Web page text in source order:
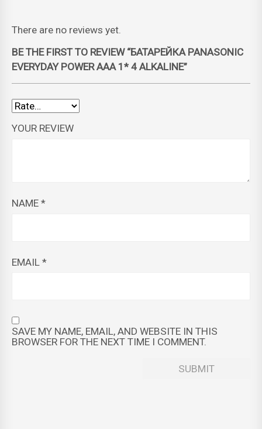
There are no reviews yet.
BE THE FIRST TO REVIEW “БАТАРЕЙКА PANASONIC
EVERYDAY POWER AAA 1* 4 ALKALINE”
YOUR REVIEW
NAME *
EMAIL *
SAVE MY NAME, EMAIL, AND WEBSITE IN THIS
BROWSER FOR THE NEXT TIME I COMMENT.